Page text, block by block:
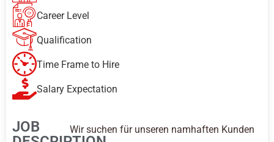
Career Level
Qualification
Time Frame to Hire
Salary Expectation
JOB
Wir suchen für unseren namhaften Kunden